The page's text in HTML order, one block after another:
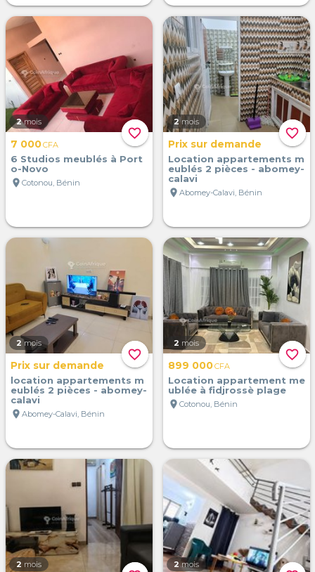
favorite_border
2 mois
7 000CFA
6 Studios meublés à Port
o-Novo
location_on Cotonou, Bénin
favorite_border
2 mois
Prix sur demande
Location appartements m
eublés 2 pièces - abomey-
calavi
location_on Abomey-Calavi, Bénin
favorite_border
2 mois
Prix sur demande
location appartements m
eublés 2 pièces - abomey-
calavi
location_on Abomey-Calavi, Bénin
favorite_border
2 mois
899 000CFA
Location appartement me
ublée à fidjrossè plage
location_on Cotonou, Bénin
2 mois 2 mois